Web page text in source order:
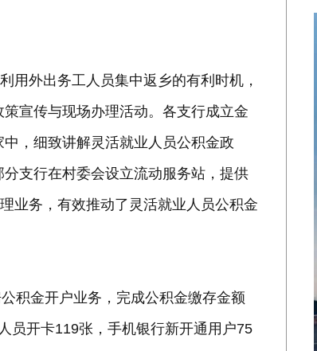
用外出务工人员集中返乡的有利时机，
宣传与现场办理活动。各支行成立金
，细致讲解灵活就业人员公积金政
支行在村委会设立流动服务站，提供
业务，有效推动了灵活就业人员公积金
积金开户业务，完成公积金缴存金额
员开卡119张，手机银行新开通用户75